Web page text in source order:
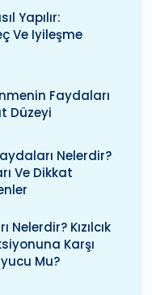
Yapılır:
Ve Iyileşme
Faydaları
Düzeyi
Nelerdir?
Ve Dikkat
Nelerdir? Kızılcık
Karşı
Mu?